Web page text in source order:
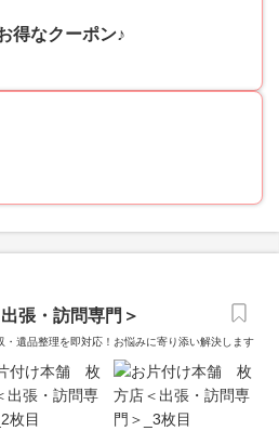
得なクーポン♪
張・訪問専門＞
遺品整理を即対応！お悩みに寄り添い解決します